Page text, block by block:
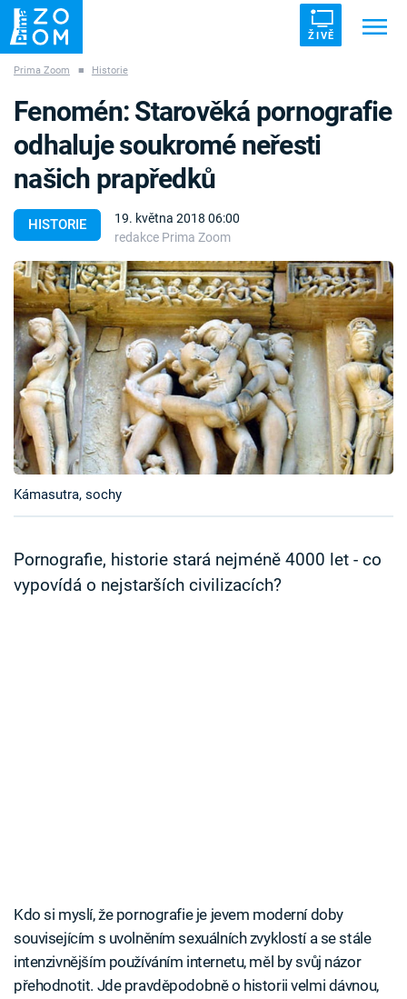
ŽIVĚ
ZÁHADY VETŘELCI DÁVNOVĚKU
Témata
Témata
Pořady
TV Program
Časopis
Sledujte prima+
Sledujte nás
Prima Zoom ■ Historie
HISTORIE
19. května 2018 06:00
redakce Prima Zoom
Fenomén: Starověká pornografie
odhaluje soukromé neřesti
našich prapředků
Kámasutra, sochy
Pornografie, historie stará nejméně 4000 let - co
vypovídá o nejstarších civilizacích?
Kdo si myslí, že pornografie je jevem moderní doby
souvisejícím s uvolněním sexuálních zvyklostí a se stále
intenzivnějším používáním internetu, měl by svůj názor
přehodnotit. Jde pravděpodobně o historii velmi dávnou,